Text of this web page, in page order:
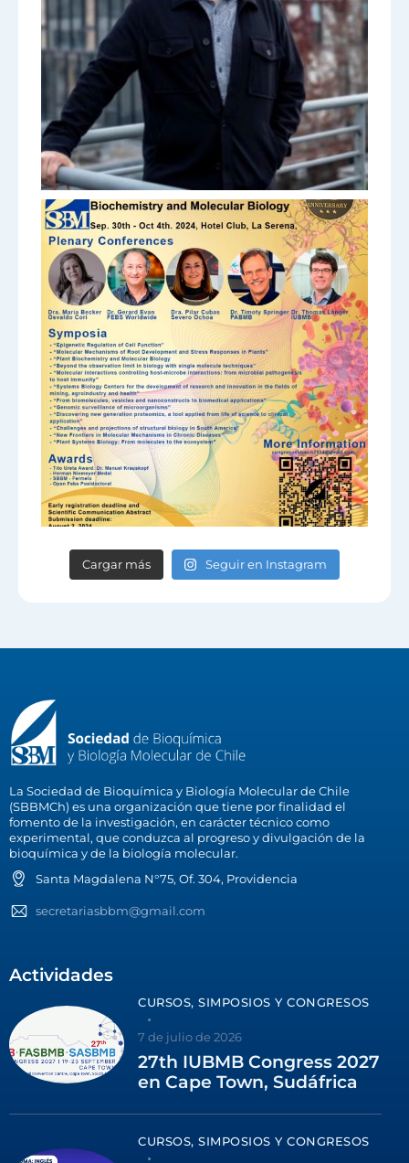
Cargar más Seguir en Instagram
La Sociedad de Bioquímica y Biología Molecular de Chile
(SBBMCh) es una organización que tiene por finalidad el
fomento de la investigación, en carácter técnico como
experimental, que conduzca al progreso y divulgación de la
bioquímica y de la biología molecular.
Santa Magdalena N°75, Of. 304, Providencia
secretariasbbm@gmail.com
Actividades
CURSOS, SIMPOSIOS Y CONGRESOS
7 de julio de 2026
27th IUBMB Congress 2027
en Cape Town, Sudáfrica
CURSOS, SIMPOSIOS Y CONGRESOS